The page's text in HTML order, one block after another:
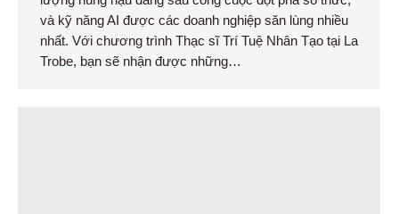
và kỹ năng AI được các doanh nghiệp săn lùng nhiều
nhất. Với chương trình Thạc sĩ Trí Tuệ Nhân Tạo tại La
Trobe, bạn sẽ nhận được những…